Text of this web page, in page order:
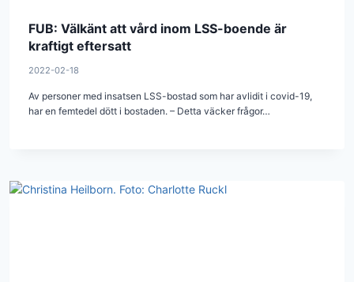
FUB: Välkänt att vård inom LSS-boende är
kraftigt eftersatt
2022-02-18
Av personer med insatsen LSS-bostad som har avlidit i covid-19,
har en femtedel dött i bostaden. – Detta väcker frågor…